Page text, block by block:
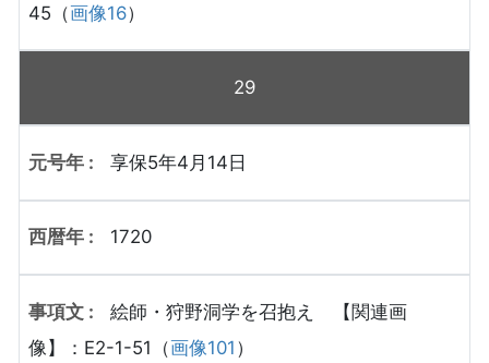
45（画像16）
29
享保5年4月14日
1720
絵師・狩野洞学を召抱え 【関連画
像】：E2-1-51（画像101 ）